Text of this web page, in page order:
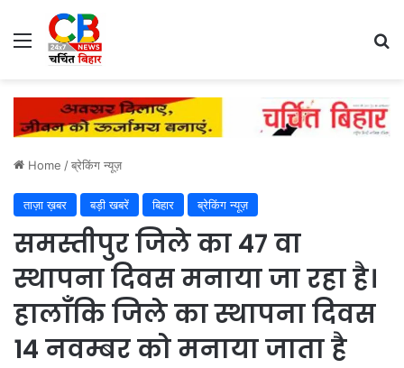
Menu
Home /ब्रेकिंग न्यूज़
ताज़ा ख़बर बड़ी खबरें बिहार ब्रेकिंग न्यूज़
समस्तीपुर जिले का 47 वा
स्थापना दिवस मनाया जा रहा है।
हालाँकि जिले का स्थापना दिवस
14 नवम्बर को मनाया जाता है